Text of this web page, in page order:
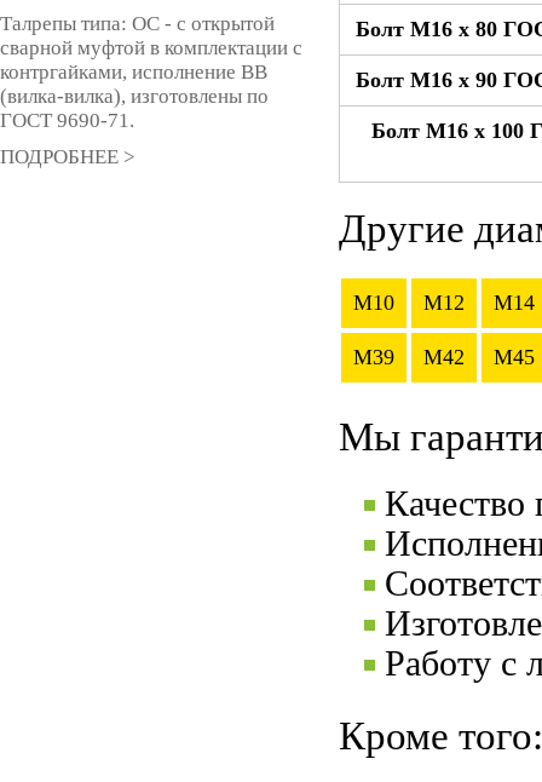
Болт М16 x 80
Болт М16 x 90
Болт М16 x 100
Другие
M10 M12 M14
M39 M42 M45
Мы
Качество
Работу с
Кроме того:
Талрепы типа: ОС - с открытой
сварной муфтой в комплектации с
контргайками, исполнение ВВ
(вилка-вилка), изготовлены по
ГОСТ 9690-71.
ПОДРОБНЕЕ >